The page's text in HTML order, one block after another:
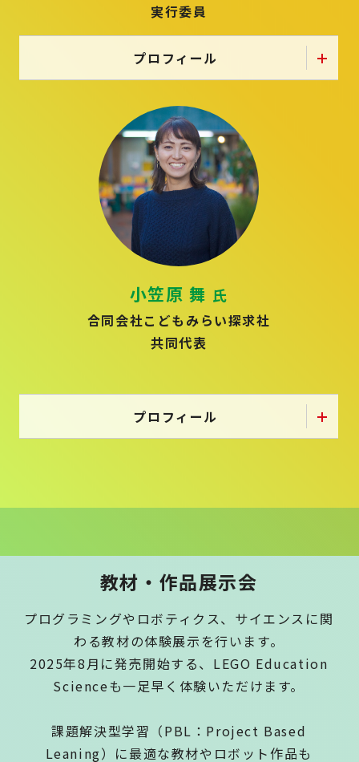
実行委員
プロフィール
小笠原 舞 氏
合同会社こどもみらい探求社
共同代表
プロフィール
教材・作品展示会
プログラミングやロボティクス、サイエンスに関
わる教材の体験展示を行います。
2025年8月に発売開始する、LEGO Education
Scienceも一足早く体験いただけます。
課題解決型学習（PBL：Project Based
Leaning）に最適な教材やロボット作品も